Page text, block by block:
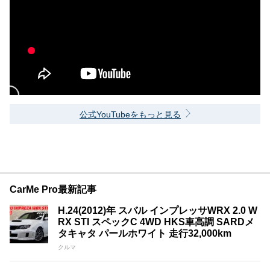
公式YouTubeをもっと見る
CarMe Pro最新記事
H.24(2012)年 スバル インプレッサWRX 2.0 W
RX STI スペックC 4WD HKS車高調 SARDメ
タキャタ パールホワイト 走行32,000km
クルマ